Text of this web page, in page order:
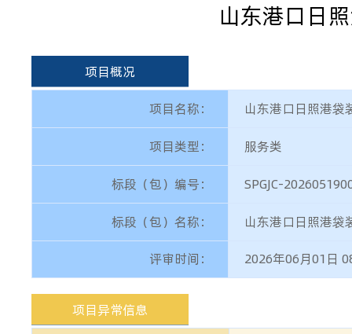
山东港口日
项目概况
项目名称： 山东港口日照港袋
项目类型： 服务类
标段（包）编号： SPGJC-
标段（包）名称： 山东港口日照港
评审时间： 2026年06月01日
项目异常信息